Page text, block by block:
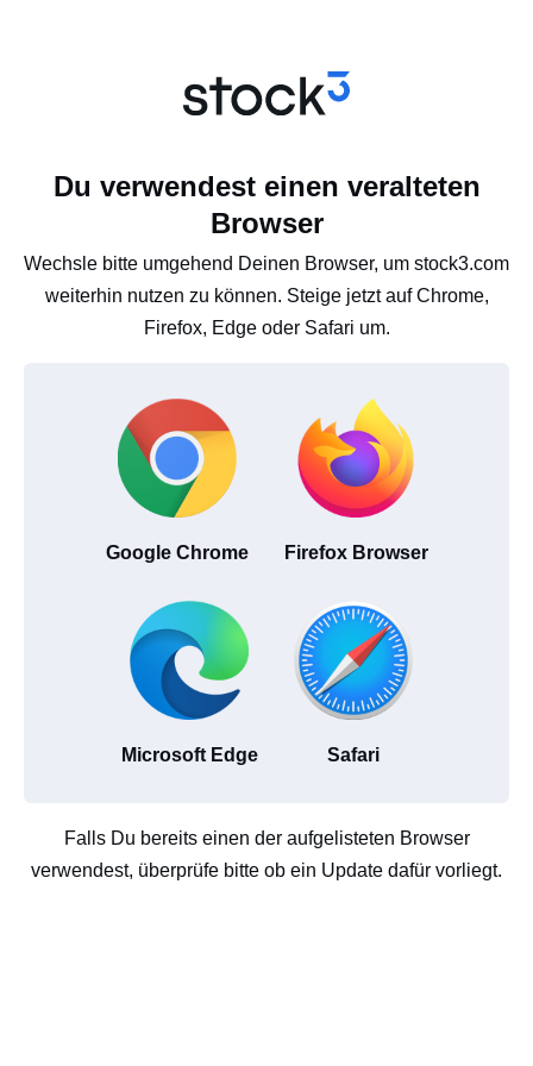
Du verwendest einen veralteten
Browser
Wechsle bitte umgehend Deinen Browser, um stock3.com
weiterhin nutzen zu können. Steige jetzt auf Chrome,
Firefox, Edge oder Safari um.
Google Chrome Firefox Browser
Microsoft Edge Safari
Falls Du bereits einen der aufgelisteten Browser
verwendest, überprüfe bitte ob ein Update dafür vorliegt.